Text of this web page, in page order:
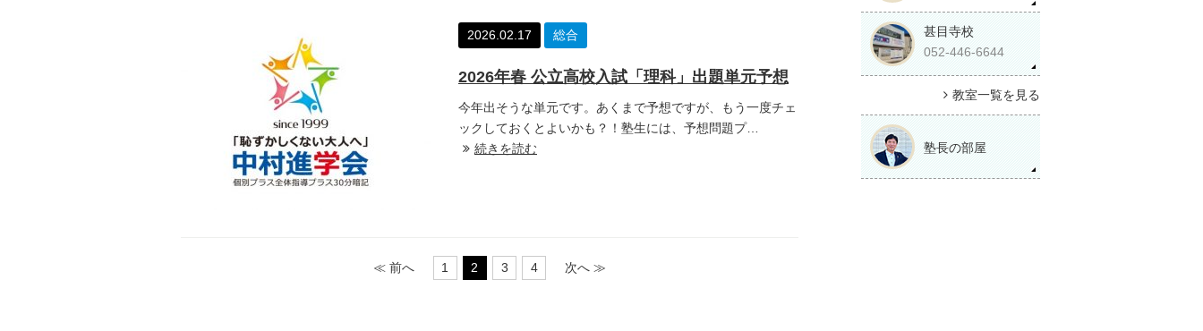
2026.02.17 総合
2026年春 公立高校入試「理科」出題単元予想
今年出そうな単元です。あくまで予想ですが、もう一度チェ
ックしておくとよいかも？！塾生には、予想問題プ…
続きを読む
1 2 3 4
甚目寺校
052-446-6644
教室一覧を見る
塾長の部屋